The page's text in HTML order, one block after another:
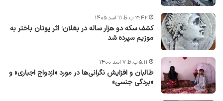
کشف سکه دو هزار ساله در بغلان؛ اثر یونان باختر به
موزیم سپرده شد
۳:۴۲ ب.ظ ۱۱ اسد ۱۴۰۵
طالبان و افزایش نگرانی‌ها در مورد «ازدواج اجباری» و
«بردگی جنسی»
۵:۱۱ ب.ظ ۷ اسد ۱۴۰۰